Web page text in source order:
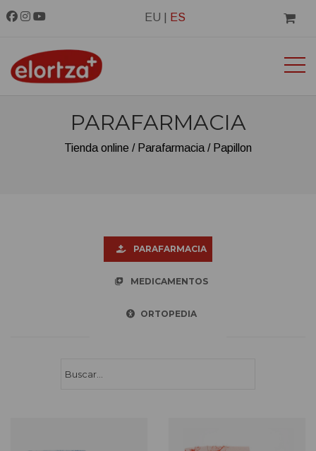
EU ES
PARAFARMACIA
Tienda online Parafarmacia Papillon
PARAFARMACIA
MEDICAMENTOS
ORTOPEDIA
Buscar...